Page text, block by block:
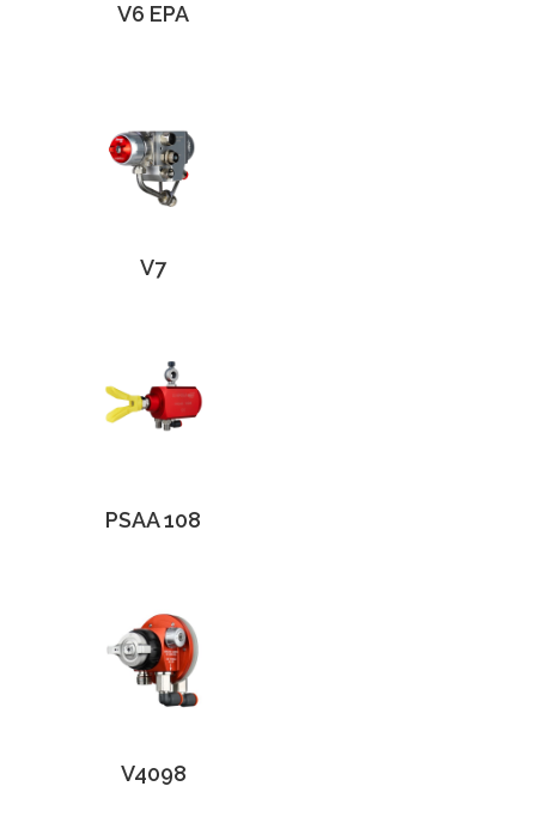
V6 EPA
V7
PSAA 108
V4098